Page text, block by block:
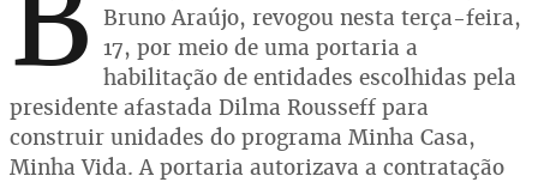
Bruno Araújo, revogou nesta terça-feira,
17, por meio de uma portaria a
habilitação de entidades escolhidas pela
presidente afastada Dilma Rousseff para
construir unidades do programa Minha Casa,
Minha Vida. A portaria autorizava a contratação